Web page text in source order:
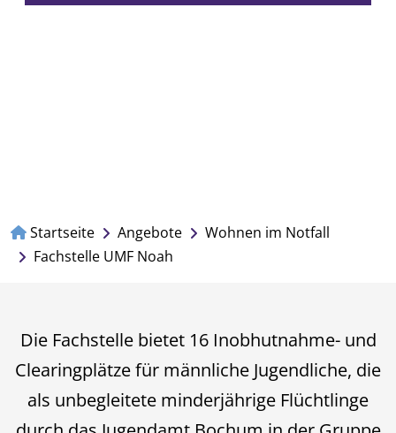
Startseite Angebote
Wohnen im Notfall
Fachstelle UMF Noah
Die Fachstelle bietet 16 Inobhutnahme- und
Clearingplätze für männliche Jugendliche, die
als unbegleitete minderjährige Flüchtlinge